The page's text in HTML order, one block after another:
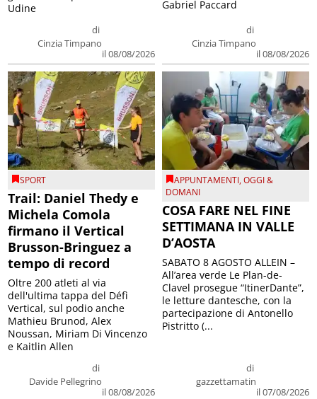
di
Cinzia Timpano
il 08/08/2026
Udine
di
Cinzia Timpano
il 08/08/2026
Gabriel Paccard
SPORT
Trail: Daniel Thedy e
Michela Comola
firmano il Vertical
Brusson-Bringuez a
tempo di record
di
Davide Pellegrino
il 08/08/2026
Oltre 200 atleti al via
dell'ultima tappa del Défì
Vertical, sul podio anche
Mathieu Brunod, Alex
Noussan, Miriam Di Vincenzo
e Kaitlin Allen
APPUNTAMENTI,OGGI &
DOMANI
COSA FARE NEL FINE
SETTIMANA IN VALLE
D’AOSTA
di
gazzettamatin
il 07/08/2026
SABATO 8 AGOSTO ALLEIN –
All’area verde Le Plan-de-
Clavel prosegue “ItinerDante”,
le letture dantesche, con la
partecipazione di Antonello
Pistritto (...